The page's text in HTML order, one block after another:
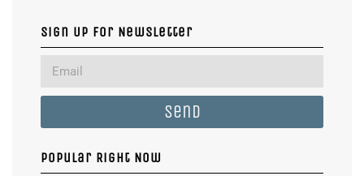
Sign Up For Newsletter
Send
Popular Right Now